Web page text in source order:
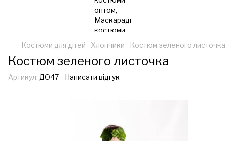
Костюми для дітей Хлопчики Костюм зеленого листочка
Костюм зеленого листочка
Артикул: ДО47 Написати відгук